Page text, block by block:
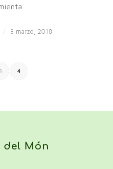
/ 3 marzo, 2018
3 4
del Món